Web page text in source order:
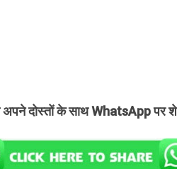
अपने दोस्तों के साथ WhatsApp पर